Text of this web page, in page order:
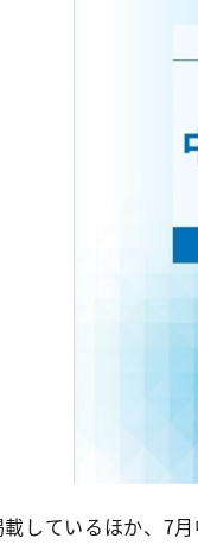
しているほか、7